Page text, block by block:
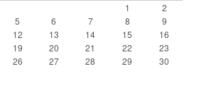
1
2
5 6 7 8
9
12 13 14 15
16
19 20 21 22
23
26 27 28 29
30